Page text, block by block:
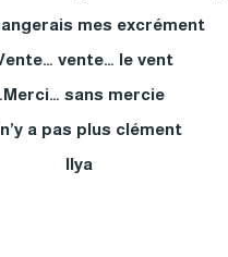
mes excrément…
vente… le vent…
Merci… sans mercie…
a pas plus clément…
Ilya